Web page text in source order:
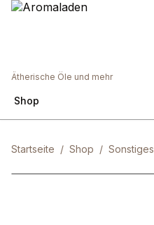
Ätherische Öle und mehr
Shop
Startseite / Shop / Sonstiges